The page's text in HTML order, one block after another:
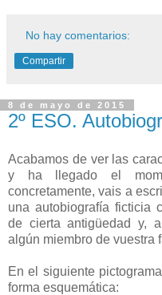
No hay comentarios:
Compartir
8 de mayo de 2015
2º ESO.
Acabamos de ver las
y ha llegado el
concretamente, vais a
una autobiografía ficticia
de cierta antigüedad y,
algún miembro de vuestra
En el siguiente
forma esquemática: